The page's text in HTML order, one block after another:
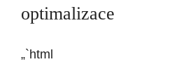
optimalizace
„`html